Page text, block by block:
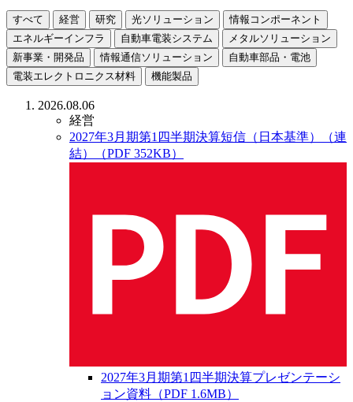
すべて 経営 研究 光ソリューション
情報コンポーネント
エネルギーインフラ
自動車電装システム
メタルソリューション
新事業・開発品
情報通信ソリューション
自動車部品・電池
電装エレクトロニクス材料
機能製品
2026.08.06
経営
2027年3月期第1四半期決算短信（日本基準）（連
結）（PDF 352KB）
2027年3月期第1四半期決算プレゼンテーシ
ョン資料（PDF 1.6MB）